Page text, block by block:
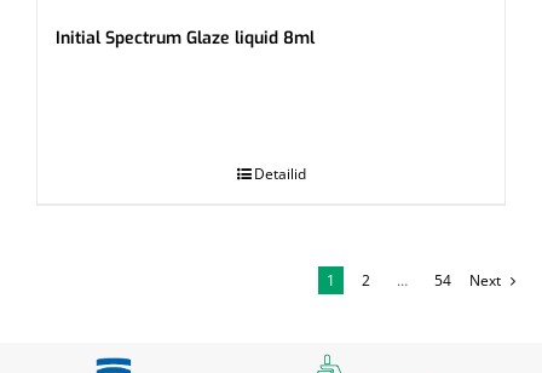
Initial Spectrum Glaze liquid 8ml
Detailid
1 2 … 54 Next